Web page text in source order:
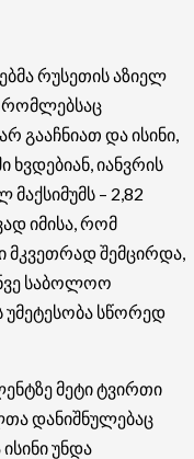
რუსეთის აზიელ
რომლებსაც
გააჩნიათ და ისინი,
იანვრის
– 2,82
იმისა, რომ
მკვეთრად შემცირდა,
საბოლოო
უმეტესობა სწორედ
მეტი ტვირთი
დანიშნულებაც
უნდა